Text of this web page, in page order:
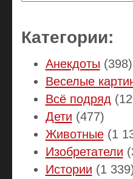
Категории:
Анекдоты (398)
Веселые
Всё подряд
Дети (477)
Животные(1
Изобретатели
Истории (1